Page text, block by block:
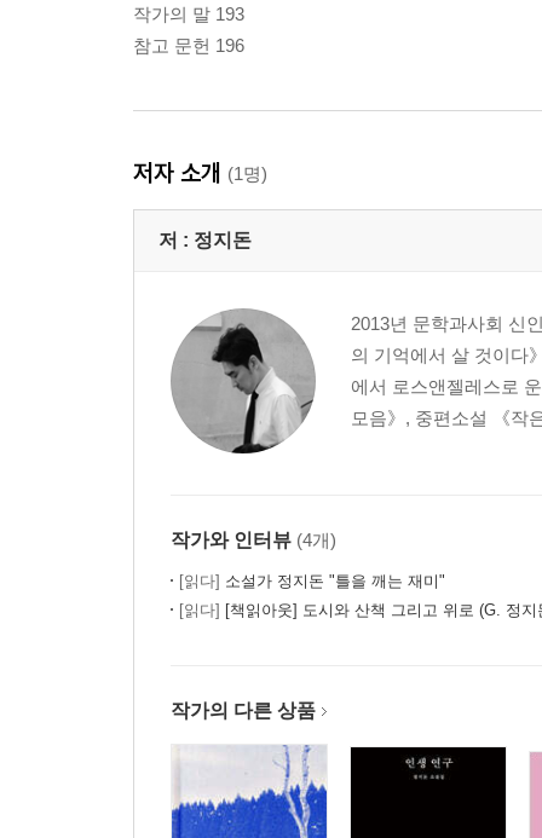
작가의 말 193
참고 문헌 196
저자 소개 (1명)
저 : 정지돈
2013년 문학과사회 신
의 기억에서 살 것이다
에서 로스앤젤레스로
모음》, 중편소설 《작
작가와 인터뷰 (4개)
[읽다] 소설가 정지돈 "틀을 깨는 재미"
[읽다] [책읽아웃] 도시와 산책 그리고 위로 (G. 정지
작가의 다른 상품